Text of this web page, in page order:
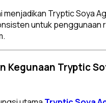
menjadikan Tryptic Soya
untuk penggunaan
Kegunaan Tryptic